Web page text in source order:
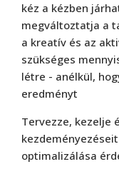
kéz a kézben
megváltoztatja a
a kreatív és az
szükséges
létre - anélkül,
eredményt
Tervezze, kezelje
optimalizálása